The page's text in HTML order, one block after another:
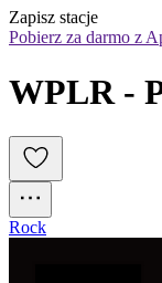
Zapisz stacje
Pobierz za darmo z
WPLR -
Rock